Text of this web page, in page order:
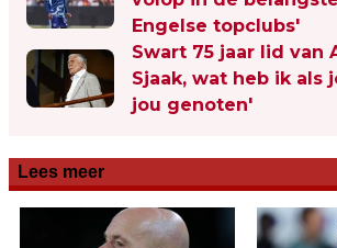
Engelse topclubs'
Swart 75 jaar lid van
Sjaak, wat heb ik als
jou genoten'